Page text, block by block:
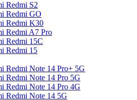
Redmi S2
Redmi GO
Redmi K30
Redmi A7 Pro
Redmi 15C
Redmi 15
Redmi Note 14 Pro+ 5G
Redmi Note 14 Pro 5G
Redmi Note 14 Pro 4G
Redmi Note 14 5G